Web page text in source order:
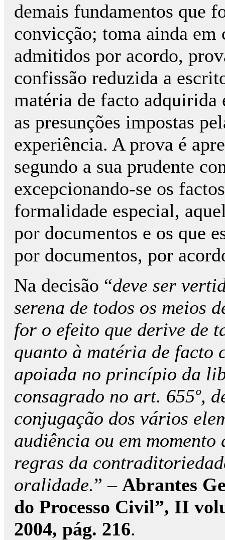
demais fundamentos que
convicção; toma ainda em
admitidos por acordo,
confissão reduzida a
matéria de facto adquirida
as presunções impostas
experiência. A prova é
segundo a sua prudente
excepcionando-se os
formalidade especial,
por documentos e os que
por documentos, por
Na decisão “deve ser
serena de todos os meios
for o efeito que derive de
quanto à matéria de facto
apoiada no princípio da
consagrado no art. 655º,
conjugação dos vários
audiência ou em
regras da
oralidade.” – Abrantes
do Processo Civil”, II
2004, pág. 216.